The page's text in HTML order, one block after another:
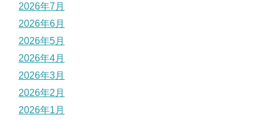
2026年7月
2026年6月
2026年5月
2026年4月
2026年3月
2026年2月
2026年1月